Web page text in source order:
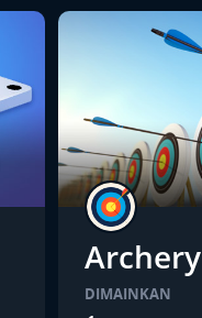
Archery
DIMAINKAN